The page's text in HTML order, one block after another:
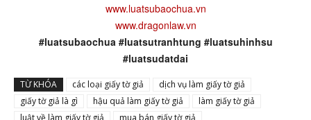
www.luatsubaochua.vn
www.dragonlaw.vn
#luatsubaochua #luatsutranhtung #luatsuhinhsu
#luatsudatdai
TỪ KHÓA các loại giấy tờ giả
dịch vụ làm giấy tờ giả
giấy tờ giả là gì
hậu quả làm giấy tờ giả
làm giấy tờ giả
luật về làm giấy tờ giả
mua bán giấy tờ giả